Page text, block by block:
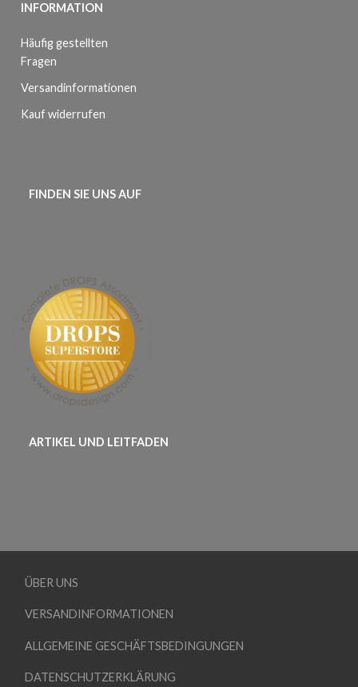
INFORMATION
Häufig gestellten
Fragen
Versandinformationen
Kauf widerrufen
FINDEN SIE UNS AUF
ARTIKEL UND LEITFADEN
ÜBER UNS
VERSANDINFORMATIONEN
ALLGEMEINE GESCHÄFTSBEDINGUNGEN
DATENSCHUTZERKLÄRUNG